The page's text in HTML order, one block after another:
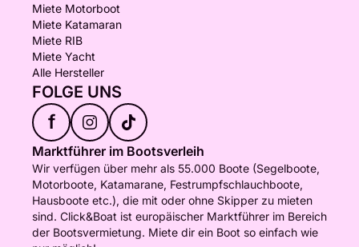
Miete Motorboot
Miete Katamaran
Miete RIB
Miete Yacht
Alle Hersteller
FOLGE UNS
f
Marktführer im Bootsverleih
Wir verfügen über mehr als 55.000 Boote (Segelboote,
Motorboote, Katamarane, Festrumpfschlauchboote,
Hausboote etc.), die mit oder ohne Skipper zu mieten
sind. Click&Boat ist europäischer Marktführer im Bereich
der Bootsvermietung. Miete dir ein Boot so einfach wie